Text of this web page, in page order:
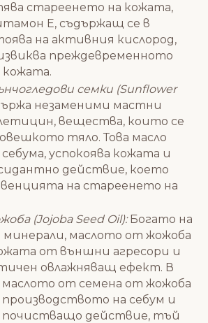
стареенето на кожата,
Е, съдържащ се в
на активния кислород,
преждевременното
кожата.
семки (Sunflower
незаменими мастни
вещества, които се
тяло. Това масло
успокоява кожата и
действие, което
на стареенето на
(Jojoba Seed Oil):Богато на
маслото от жожоба
от външни агресори и
овлажняващ ефект. В
маслото от семена от жожоба
на себум и
почистващо действие, тъй